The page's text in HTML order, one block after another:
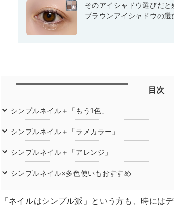
そのアイシャドウ選びだ
ブラウンアイシャドウの選
目次
シンプルネイル＋「もう1色」
シンプルネイル＋「ラメカラー」
シンプルネイル＋「アレンジ」
シンプルネイル×多色使いもおすすめ
「ネイルはシンプル派」という方も、時には